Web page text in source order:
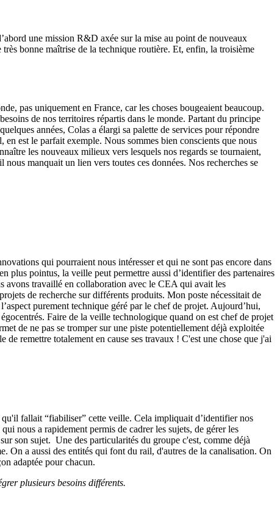
une mission R&D axée sur la mise au point de nouveaux
bonne maîtrise de la technique routière. Et, enfin, la troisième
pas uniquement en France, car les choses bougeaient beaucoup.
de nos territoires répartis dans le monde. Partant du principe
années, Colas a élargi sa palette de services pour répondre
est le parfait exemple. Nous sommes bien conscients que nous
les nouveaux milieux vers lesquels nos regards se tournaient,
manquait un lien vers toutes ces données. Nos recherches se
qui pourraient nous intéresser et qui ne sont pas encore dans
plus pointus, la veille peut permettre aussi d’identifier des partenaires
avons travaillé en collaboration avec le CEA qui avait les
de recherche sur différents produits. Mon poste nécessitait de
purement technique géré par le chef de projet. Aujourd’hui,
Faire de la veille technologique quand on est chef de projet
de ne pas se tromper sur une piste potentiellement déjà exploitée
remettre totalement en cause ses travaux ! C'est une chose que j'ai
fallait “fiabiliser” cette veille. Cela impliquait d’identifier nos
nous a rapidement permis de cadrer les sujets, de gérer les
son sujet. Une des particularités du groupe c'est, comme déjà
On a aussi des entités qui font du rail, d'autres de la canalisation. On
adaptée pour chacun.
plusieurs besoins différents.